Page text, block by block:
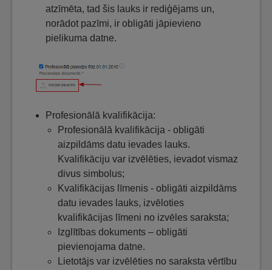
atzīmēta, tad šis lauks ir rediģējams un,
norādot pazīmi, ir obligāti jāpievieno
pielikuma datne.
Profesionālā kvalifikācija:
Profesionālā kvalifikācija - obligāti
aizpildāms datu ievades lauks.
Kvalifikāciju var izvēlēties, ievadot vismaz
divus simbolus;
Kvalifikācijas līmenis - obligāti aizpildāms
datu ievades lauks, izvēloties
kvalifikācijas līmeni no izvēles saraksta;
Izglītības dokuments – obligāti
pievienojama datne.
Lietotājs var izvēlēties no saraksta vērtību